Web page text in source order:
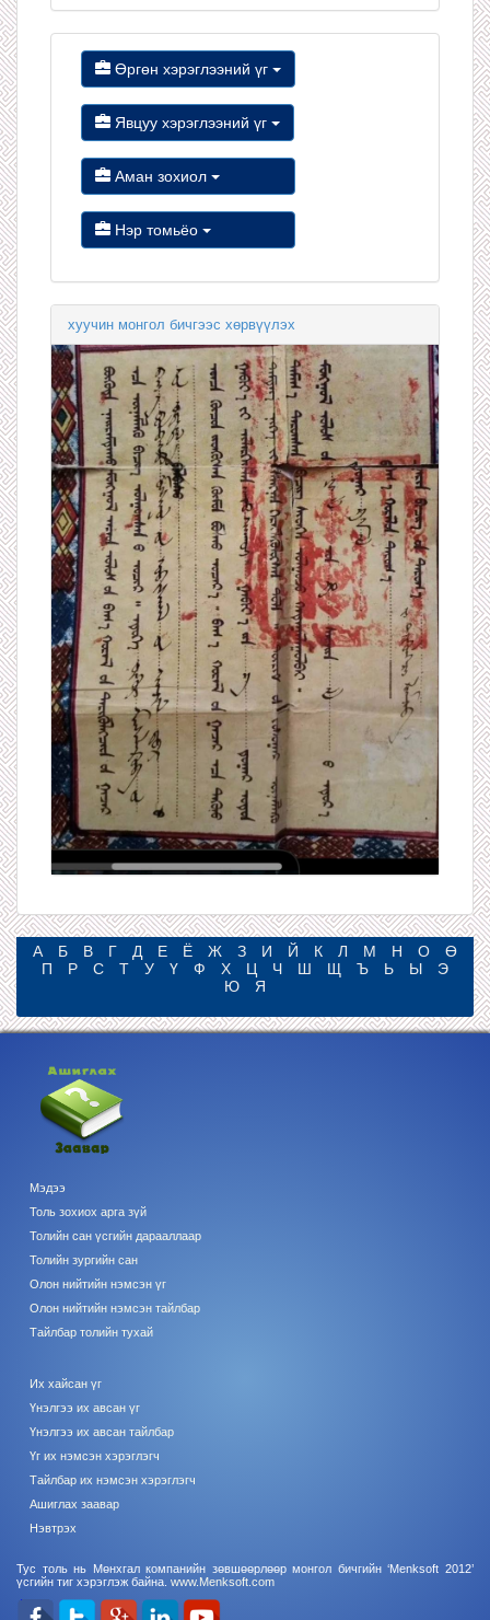
Өргөн хэрэглээний үг
Явцуу хэрэглээний үг
Аман зохиол
Нэр томьёо
хуучин монгол бичгээс хөрвүүлэх
А Б В Г Д Е Ё Ж З И Й К Л М Н О
Ө
П
Р С Т У Ү Ф Х Ц Ч Ш Щ Ъ Ь Ы
Э
Ю
Я
Мэдээ
Толь зохиох арга зүй
Толийн сан үсгийн дарааллаар
Толийн зургийн сан
Олон нийтийн нэмсэн үг
Олон нийтийн нэмсэн тайлбар
Тайлбар толийн тухай
Их хайсан үг
Үнэлгээ их авсан үг
Үнэлгээ их авсан тайлбар
Үг их нэмсэн хэрэглэгч
Тайлбар их нэмсэн хэрэглэгч
Ашиглах заавар
Нэвтрэх
Тус толь нь Мөнхгал компанийн зөвшөөрлөөр монгол бичгийн ‘Menksoft 2012’
үсгийн тиг хэрэглэж байна. www.Menksoft.com